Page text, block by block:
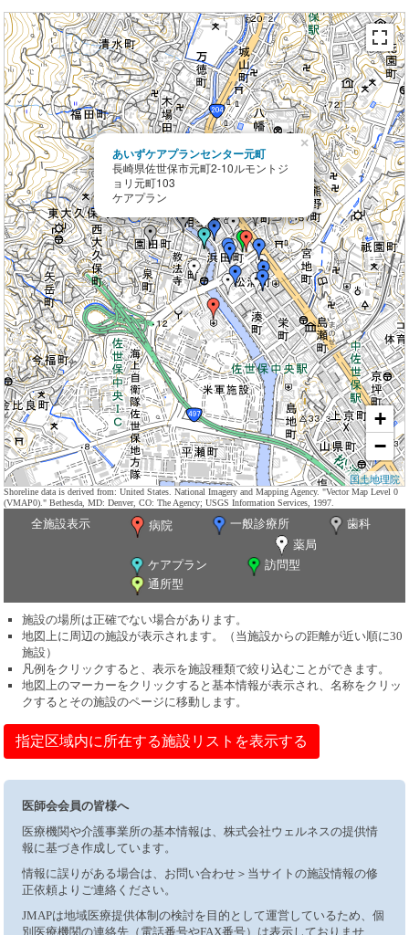
あいずケアプランセンター元町
長崎県佐世保市元町2-10ルモントジ
ョリ元町103
ケアプラン
×
+
−
国土地理院
Shoreline data is derived from: United States. National Imagery and Mapping Agency. "Vector Map Level 0
(VMAP0)." Bethesda, MD: Denver, CO: The Agency; USGS Information Services, 1997.
全施設表示 病院 一般診療所
歯科
薬局
ケアプラン
訪問型
通所型
施設の場所は正確でない場合があります。
地図上に周辺の施設が表示されます。（当施設からの距離が近い順に30
施設）
凡例をクリックすると、表示を施設種類で絞り込むことができます。
地図上のマーカーをクリックすると基本情報が表示され、名称をクリッ
クするとその施設のページに移動します。
指定区域内に所在する施設リストを表示する
医師会会員の皆様へ
医療機関や介護事業所の基本情報は、株式会社ウェルネスの提供情
報に基づき作成しています。
情報に誤りがある場合は、お問い合わせ＞当サイトの施設情報の修
正依頼よりご連絡ください。
JMAPは地域医療提供体制の検討を目的として運営しているため、個
別医療機関の連絡先（電話番号やFAX番号）は表示しておりませ